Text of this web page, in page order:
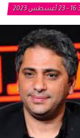
أغسطس 2023